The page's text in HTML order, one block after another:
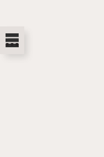
...